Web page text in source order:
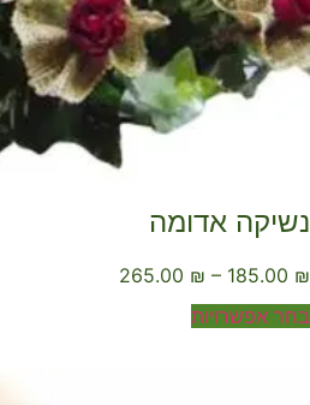
אדומה
185.00
–
₪
265.00
אפשרויות